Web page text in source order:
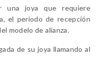
una joya que requiere
el periodo de recepción
modelo de alianza.
de su joya llamando al